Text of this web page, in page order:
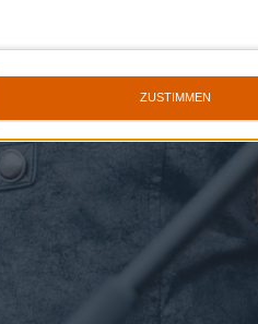
ZUSTIMMEN